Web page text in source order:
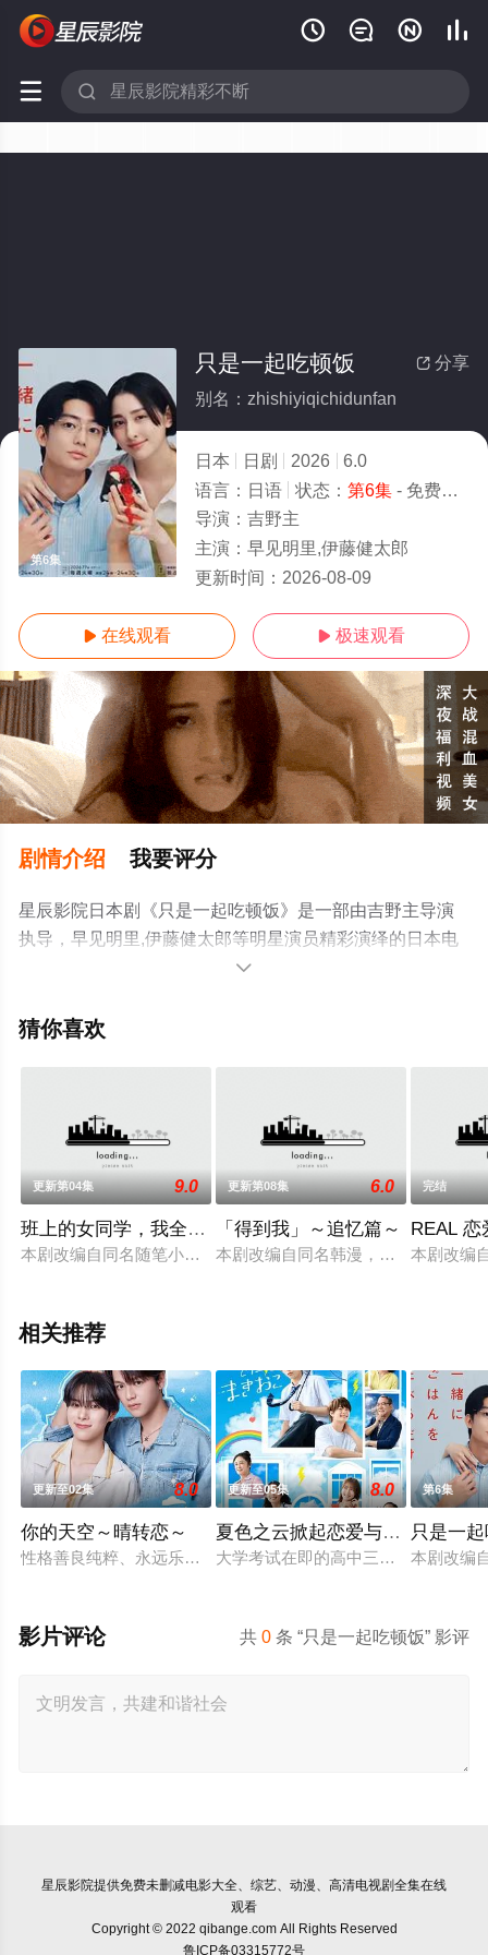
   
 
第6集
 分享
只是一起吃顿饭
别名：zhishiyiqichidunfan
日本 日剧 2026
6.0
语言： 日语 状态： 第6集- 免费在线观看
导演： 吉野主
主演： 早见明里,伊藤健太郎
更新时间： 2026-08-09
 在线观看  极速观看
剧情介绍 我要评分
星辰影院日本剧《只是一起吃顿饭》是一部由吉野主导演
执导，早见明里,伊藤健太郎等明星演员精彩演绎的日本电
视剧，手机免费观看高清无删减完整版电视剧全集就上星
步至豆瓣电视剧、电视猫或剧情网等平台了解。

猜你喜欢
更新第04集 9.0
班上的女同学，我全部都喜欢
本剧改编自同名随笔小说，讲述了37岁的枝松胫男立志成为小
更新第08集 6.0
「得到我」～追忆篇～
本剧改编自同名韩漫，讲述了作为创
完结
REAL 恋
本剧改编
相关推荐
更新至02集 8.0
你的天空～晴转恋～
性格善良纯粹、永远乐观开朗的阳光少年舟濑阳向（福田步汰
更新至05集 8.0
夏色之云掀起恋爱与风暴
大学考试在即的高中三年级生武宫夏
第6集
只是一
本剧改编
共0 条 “只是一起吃顿饭” 影评
影片评论
星辰影院提供免费未删减电影大全、综艺、动漫、高清电视剧全集在线
观看
Copyright © 2022 qibange.com All Rights Reserved
鲁ICP备03315772号